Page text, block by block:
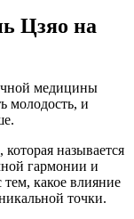
Цзяо на
медицины
молодость, и
называется
гармонии и
тем, какое влияние
точки.